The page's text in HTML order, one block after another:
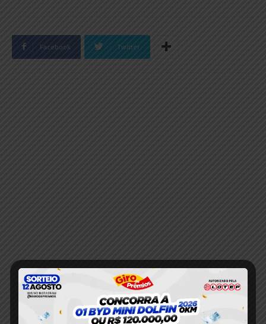
Facebook Twitter